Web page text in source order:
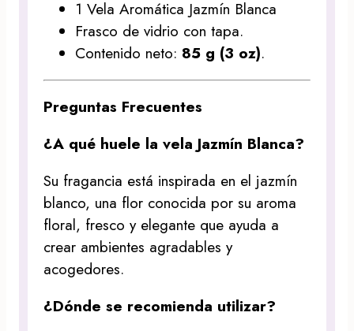
1 Vela Aromática Jazmín Blanca
Frasco de vidrio con tapa.
Contenido neto: 85 g (3 oz).
Preguntas Frecuentes
¿A qué huele la vela Jazmín Blanca?
Su fragancia está inspirada en el jazmín
blanco, una flor conocida por su aroma
floral, fresco y elegante que ayuda a
crear ambientes agradables y
acogedores.
¿Dónde se recomienda utilizar?